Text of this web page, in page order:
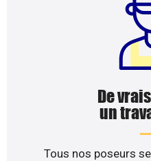
De
un
Tous nos poseurs